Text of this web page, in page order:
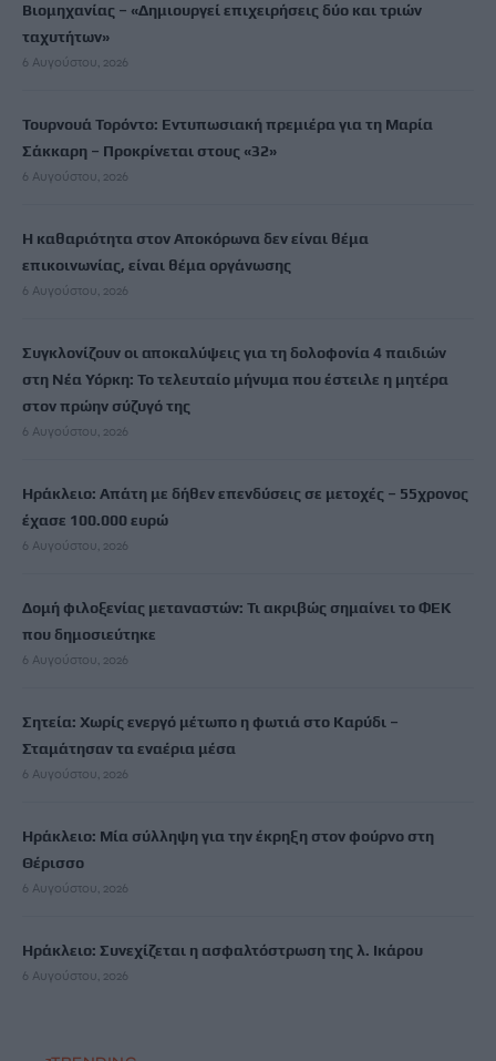
Βιομηχανίας – «Δημιουργεί επιχειρήσεις δύο και τριών
ταχυτήτων»
6 Αυγούστου, 2026
Τουρνουά Τορόντο: Εντυπωσιακή πρεμιέρα για τη Μαρία
Σάκκαρη – Προκρίνεται στους «32»
6 Αυγούστου, 2026
Η καθαριότητα στον Αποκόρωνα δεν είναι θέμα
επικοινωνίας, είναι θέμα οργάνωσης
6 Αυγούστου, 2026
Συγκλονίζουν οι αποκαλύψεις για τη δολοφονία 4 παιδιών
στη Νέα Υόρκη: Το τελευταίο μήνυμα που έστειλε η μητέρα
στον πρώην σύζυγό της
6 Αυγούστου, 2026
Ηράκλειο: Απάτη με δήθεν επενδύσεις σε μετοχές – 55χρονος
έχασε 100.000 ευρώ
6 Αυγούστου, 2026
Δομή φιλοξενίας μεταναστών: Τι ακριβώς σημαίνει το ΦΕΚ
που δημοσιεύτηκε
6 Αυγούστου, 2026
Σητεία: Χωρίς ενεργό μέτωπο η φωτιά στο Καρύδι –
Σταμάτησαν τα εναέρια μέσα
6 Αυγούστου, 2026
Ηράκλειο: Μία σύλληψη για την έκρηξη στον φούρνο στη
Θέρισσο
6 Αυγούστου, 2026
Ηράκλειο: Συνεχίζεται η ασφαλτόστρωση της λ. Ικάρου
6 Αυγούστου, 2026